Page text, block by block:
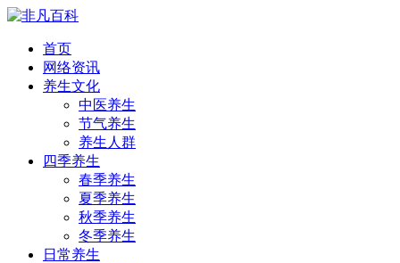
首页
网络资讯
养生文化
中医养生
节气养生
养生人群
四季养生
春季养生
夏季养生
秋季养生
冬季养生
日常养生